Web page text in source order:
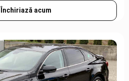
Închiriază acum